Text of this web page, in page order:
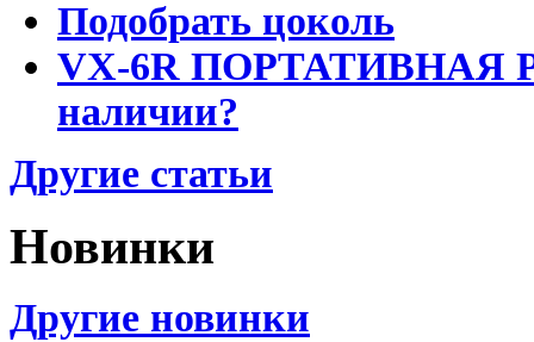
Подобрать цоколь
VX-6R ПОРТАТИВНАЯ
наличии?
Другие статьи
Новинки
Другие новинки